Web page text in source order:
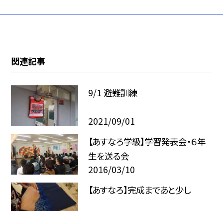
関連記事
9/1 避難訓練
2021/09/01
【あすなろ学級】学習発表会・６年
生を送る会
2016/03/10
【あすなろ】完成まであと少し